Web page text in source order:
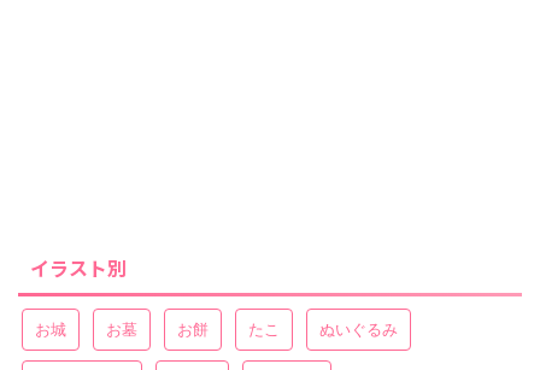
イラスト別
お城 お墓 お餅 たこ ぬいぐるみ